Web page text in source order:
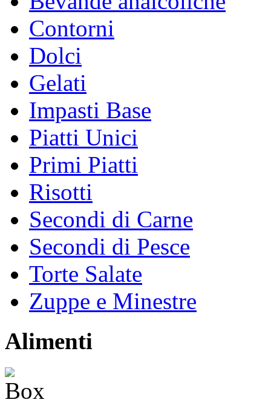
Contorni
Dolci
Gelati
Impasti Base
Piatti Unici
Primi Piatti
Risotti
Secondi di Carne
Secondi di Pesce
Torte Salate
Zuppe e Minestre
Alimenti